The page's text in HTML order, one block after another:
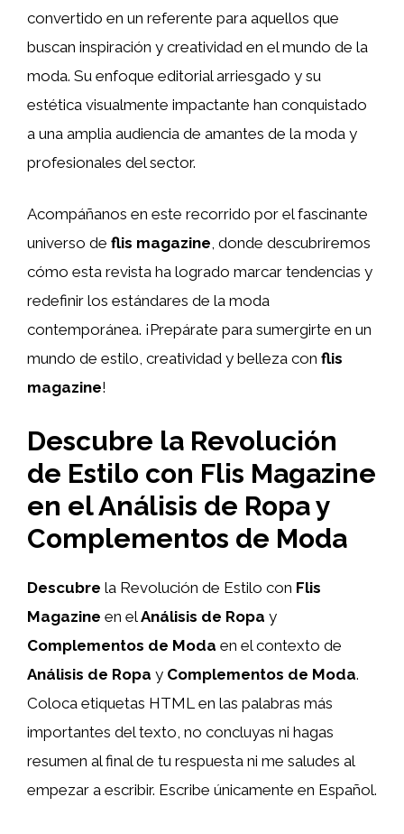
convertido en un referente para aquellos que
buscan inspiración y creatividad en el mundo de la
moda. Su enfoque editorial arriesgado y su
estética visualmente impactante han conquistado
a una amplia audiencia de amantes de la moda y
profesionales del sector.
Acompáñanos en este recorrido por el fascinante
universo de flis magazine, donde descubriremos
cómo esta revista ha logrado marcar tendencias y
redefinir los estándares de la moda
contemporánea. ¡Prepárate para sumergirte en un
mundo de estilo, creatividad y belleza con flis
magazine!
Descubre la Revolución
de Estilo con Flis Magazine
en el Análisis de Ropa y
Complementos de Moda
Descubre la Revolución de Estilo con Flis
Magazine en elAnálisis de Ropa y
Complementos de Moda en el contexto de
Análisis de Ropa y Complementos de Moda.
Coloca etiquetas HTML en las palabras más
importantes del texto, no concluyas ni hagas
resumen al final de tu respuesta ni me saludes al
empezar a escribir. Escribe únicamente en Español.